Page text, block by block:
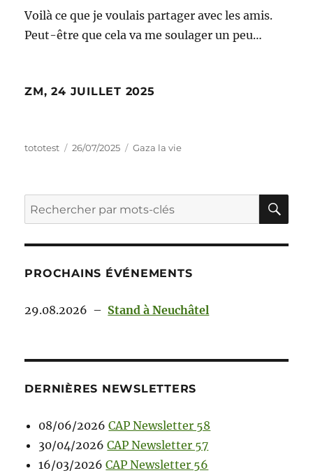
Voilà ce que je voulais partager avec les amis.
Peut-être que cela va me soulager un peu…
ZM, 24 JUILLET 2025
tototest 26/07/2025 Gaza la vie
PROCHAINS ÉVÉNEMENTS
29.08.2026 – Stand à Neuchâtel
DERNIÈRES NEWSLETTERS
08/06/2026 CAP Newsletter 58
30/04/2026 CAP Newsletter 57
16/03/2026 CAP Newsletter 56